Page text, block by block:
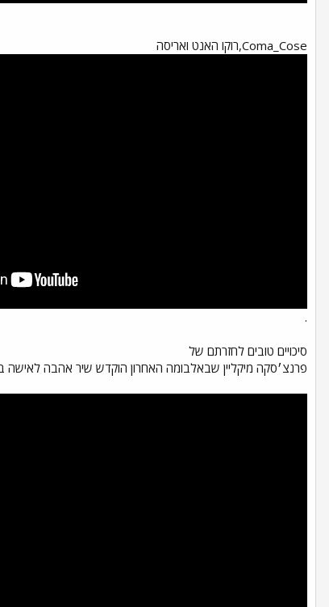
Coma_Cose,רוקו האנט ואריסה
.
סיכויים טובים לחזרתם של
פרנצ׳סקה מיקליין שבאלבומה האחרון הוקדש שיר אהבה לאישה